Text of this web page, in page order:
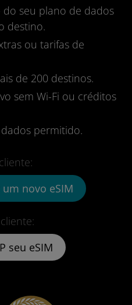
do seu plano de dados
destino.
ou tarifas de
de 200 destinos.
sem Wi-Fi ou créditos
permitido.
seu eSIM
um novo eSIM